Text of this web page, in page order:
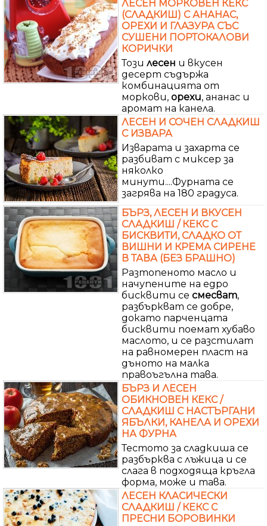
ЛЕСЕН МОРКОВЕН КЕКС
(СЛАДКИШ) С АНАНАС,
ОРЕХИ И ГЛАЗУРА СЪС
СУШЕНИ ПОРТОКАЛОВИ
КОРИЧКИ
Този лесен и вкусен
десерт съдържа
комбинацията от
моркови, орехи, ананас и
аромат на канела.
ЛЕСЕН И СОЧЕН СЛАДКИШ
С ИЗВАРА
Изварата и захарта се
разбиват с миксер за
няколко
минути....Фурната се
загрява на 180 градуса.
БЪРЗ, ЛЕСЕН И ВКУСЕН
СЛАДКИШ / КЕКС С
БИСКВИТИ, СЛАДКО ОТ
ВИШНИ И КРЕМА СИРЕНЕ
В ТАВА (БЕЗ БРАШНО)
Разтопеното масло и
начупените на едро
бисквити се смесват,
разбъркват се добре,
докато парченцата
бисквити поемат хубаво
маслото, и се разстилат
на равномерен пласт на
дъното на малка
правоъгълна тава.
БЪРЗ И ЛЕСЕН
ОБИКНОВЕН КЕКС /
СЛАДКИШ С НАСТЪРГАНИ
ЯБЪЛКИ, КАНЕЛА И ОРЕХИ
НА ФУРНА
Тестото за сладкиша се
разбърква с лъжица и се
слага в подходяща кръгла
форма, може и тава.
ЛЕСЕН КЛАСИЧЕСКИ
СЛАДКИШ / КЕКС С
ПРЕСНИ БОРОВИНКИ